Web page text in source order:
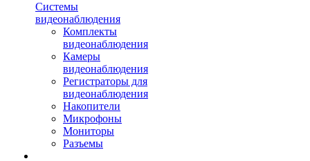
Системы
видеонаблюдения
Комплекты
видеонаблюдения
Камеры
видеонаблюдения
Регистраторы для
видеонаблюдения
Накопители
Микрофоны
Мониторы
Разъемы